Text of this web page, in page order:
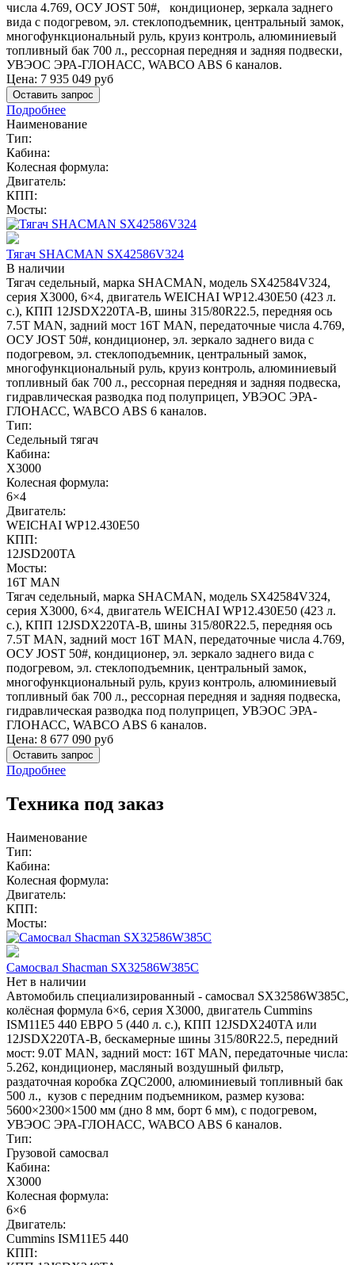
числа 4.769, ОСУ JOST 50#, кондиционер, зеркала заднего
вида с подогревом, эл. стеклоподъемник, центральный замок,
многофункциональный руль, круиз контроль, алюминиевый
топливный бак 700 л., рессорная передняя и задняя подвески,
УВЭОС ЭРА-ГЛОНАСС, WABCO ABS 6 каналов.
Цена: 7 935 049 руб
Оставить запрос
Подробнее
Наименование
Тип:
Кабина:
Колесная формула:
Двигатель:
КПП:
Мосты:
Тягач SHACMAN SX42586V324
В наличии
Тягач седельный, марка SHACMAN, модель SX42584V324,
серия Х3000, 6×4, двигатель WEICHAI WP12.430E50 (423 л.
с.), КПП 12JSDX220TA-B, шины 315/80R22.5, передняя ось
7.5T MAN, задний мост 16T MAN, передаточные числа 4.769,
ОСУ JOST 50#, кондиционер, эл. зеркало заднего вида с
подогревом, эл. стеклоподъемник, центральный замок,
многофункциональный руль, круиз контроль, алюминиевый
топливный бак 700 л., рессорная передняя и задняя подвеска,
гидравлическая разводка под полуприцеп, УВЭОС ЭРА-
ГЛОНАСС, WABCO ABS 6 каналов.
Тип:
Седельный тягач
Кабина:
X3000
Колесная формула:
6×4
Двигатель:
WEICHAI WP12.430E50
КПП:
12JSD200TA
Мосты:
16T MAN
Тягач седельный, марка SHACMAN, модель SX42584V324,
серия Х3000, 6×4, двигатель WEICHAI WP12.430E50 (423 л.
с.), КПП 12JSDX220TA-B, шины 315/80R22.5, передняя ось
7.5T MAN, задний мост 16T MAN, передаточные числа 4.769,
ОСУ JOST 50#, кондиционер, эл. зеркало заднего вида с
подогревом, эл. стеклоподъемник, центральный замок,
многофункциональный руль, круиз контроль, алюминиевый
топливный бак 700 л., рессорная передняя и задняя подвеска,
гидравлическая разводка под полуприцеп, УВЭОС ЭРА-
ГЛОНАСС, WABCO ABS 6 каналов.
Цена: 8 677 090 руб
Оставить запрос
Подробнее
Техника под заказ
Наименование
Тип:
Кабина:
Колесная формула:
Двигатель:
КПП:
Мосты:
Самосвал Shacman SX32586W385C
Нет в наличии
Автомобиль специализированный - самосвал SX32586W385C,
колёсная формула 6×6, серия X3000, двигатель Cummins
ISM11E5 440 ЕВРО 5 (440 л. с.), КПП 12JSDX240TA или
12JSDX220TA-B, бескамерные шины 315/80R22.5, передний
мост: 9.0T MAN, задний мост: 16T MAN, передаточные числа:
5.262, кондиционер, масляный воздушный фильтр,
раздаточная коробка ZQC2000, алюминиевый топливный бак
500 л., кузов с передним подъемником, размер кузова:
5600×2300×1500 мм (дно 8 мм, борт 6 мм), с подогревом,
УВЭОС ЭРА-ГЛОНАСС, WABCO ABS 6 каналов.
Тип:
Грузовой самосвал
Кабина:
X3000
Колесная формула:
6×6
Двигатель:
Cummins ISM11E5 440
КПП: